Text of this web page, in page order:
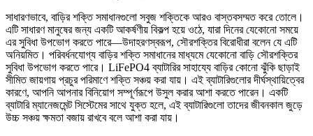
সাধারণভাবে, বাড়ির শক্তি সমাধানগুলো সবুজ শক্তিকে আরও বাস্তবসম্মত করে তোলে।
এটি সাধারণ মানুষের জন্য একটি আকর্ষণীয় বিকল্প হয়ে ওঠে, যারা দিনের যেকোনো সময়ে
এর সুবিধা উপভোগ করতে পারে—উদাহরণস্বরূপ, সৌরশক্তির বিরোধীরা বলেন যে এটি
অনিয়মিত। পরিবর্ধনযোগ্য বাড়ির শক্তি সমাধানের মাধ্যমে যেকোনো বাড়ি সৌরশক্তির
সুবিধা উপভোগ করতে পারে। LiFePO4 ব্যাটারির সাহায্যে বাড়ির কোনো ঝুঁকি ছাড়াই
সীমিত জায়গায় প্রচুর পরিমাণে শক্তি সঞ্চয় করা যায়। এই ব্যাটারিগুলোর দীর্ঘস্থায়িত্বের
কারণে, আপনি আপনার বিনিয়োগ সম্পূর্ণরূপে উসুল করার আশা করতে পারেন। একটি
ব্যাটারি ম্যানেজমেন্ট সিস্টেমের সাথে যুক্ত হলে, এই ব্যাটারিগুলো তাদের জীবনকাল জুড়ে
উচ্চ সঞ্চয় ক্ষমতা বজায় রাখবে বলে আশা করা যায়।